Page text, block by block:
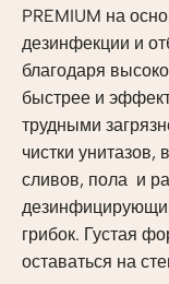
PREMIUM на
дезинфекции и
благодаря
быстрее и
трудными
чистки унитазов,
сливов, пола и
грибок. Густая
оставаться на